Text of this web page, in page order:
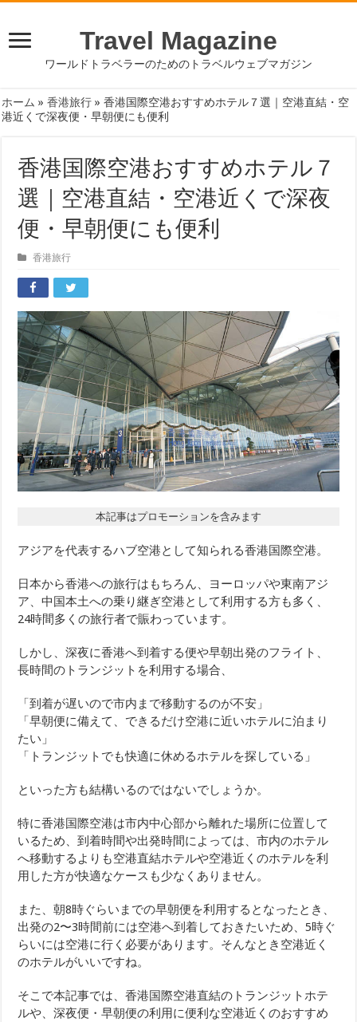
Travel Magazine
ワールドトラベラーのためのトラベルウェブマガジン
ホーム »香港旅行 »香港国際空港おすすめホテル７選｜空港直結・空
港近くで深夜便・早朝便にも便利
香港国際空港おすすめホテル７
選｜空港直結・空港近くで深夜
便・早朝便にも便利
香港旅行
本記事はプロモーションを含みます
アジアを代表するハブ空港として知られる香港国際空港。
日本から香港への旅行はもちろん、ヨーロッパや東南アジ
ア、中国本土への乗り継ぎ空港として利用する方も多く、
24時間多くの旅行者で賑わっています。
しかし、深夜に香港へ到着する便や早朝出発のフライト、
長時間のトランジットを利用する場合、
「到着が遅いので市内まで移動するのが不安」
「早朝便に備えて、できるだけ空港に近いホテルに泊まり
たい」
「トランジットでも快適に休めるホテルを探している」
といった方も結構いるのではないでしょうか。
特に香港国際空港は市内中心部から離れた場所に位置して
いるため、到着時間や出発時間によっては、市内のホテル
へ移動するよりも空港直結ホテルや空港近くのホテルを利
用した方が快適なケースも少なくありません。
また、朝8時ぐらいまでの早朝便を利用するとなったとき、
出発の2〜3時間前には空港へ到着しておきたいため、5時ぐ
らいには空港に行く必要があります。そんなとき空港近く
のホテルがいいですね。
そこで本記事では、香港国際空港直結のトランジットホテ
ルや、深夜便・早朝便の利用に便利な空港近くのおすすめ